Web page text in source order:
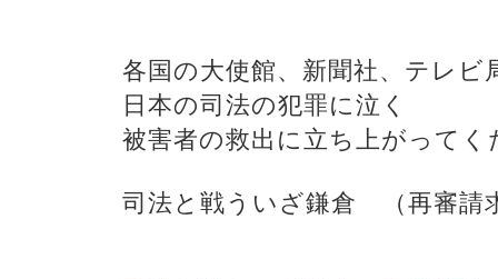
各国の大使館、新聞社、テレビ
日本の司法の犯罪に泣く
被害者の救出に立ち上がってく
司法と戦ういざ鎌倉 （再審請